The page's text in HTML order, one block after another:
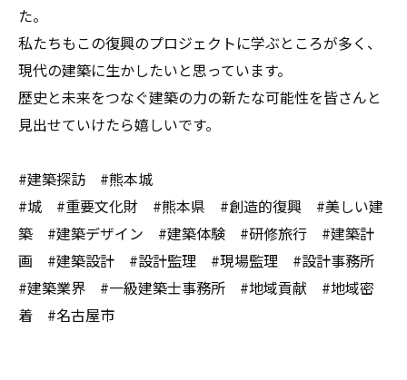
た。
私たちもこの復興のプロジェクトに学ぶところが多く、
現代の建築に生かしたいと思っています。
歴史と未来をつなぐ建築の力の新たな可能性を皆さんと
見出せていけたら嬉しいです。
#建築探訪 #熊本城
#城 #重要文化財 #熊本県 #創造的復興 #美しい建
築 #建築デザイン #建築体験 #研修旅行 #建築計
画 #建築設計 #設計監理 #現場監理 #設計事務所
#建築業界 #一級建築士事務所 #地域貢献 #地域密
着 #名古屋市